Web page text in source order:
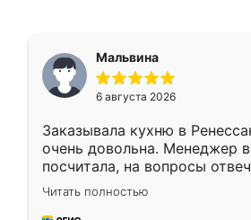
Мальвина
6 августа 2026
Заказывала кухню в
очень довольна. Менеджер
посчитала, на вопросы
Замерщик приехал в
делу со всей
Читать полностью